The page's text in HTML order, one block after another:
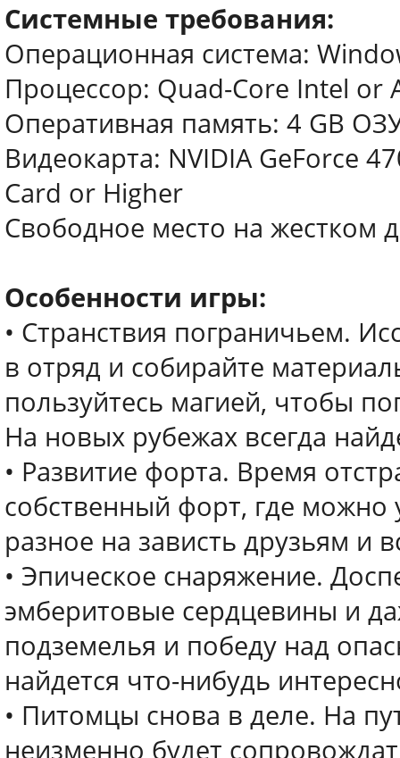
Системные требования:
Операционная система:
Процессор: Quad-Core Intel or
Оперативная память: 4 GB
Видеокарта: NVIDIA GeForce
Card or Higher
Свободное место на жестком
Особенности игры:
• Странствия пограничьем.
в отряд и собирайте
пользуйтесь магией, чтобы
На новых рубежах всегда
• Развитие форта. Время
собственный форт, где
разное на зависть друзьям и
• Эпическое снаряжение.
эмберитовые сердцевины и
подземелья и победу над
найдется что-нибудь
• Питомцы снова в деле. На
неизменно будет